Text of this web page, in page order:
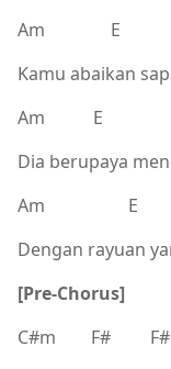
Am E
Kamu abaikan
Am E
Dia berupaya
Am E
Dengan rayuan
[Pre-Chorus]
C#m F#